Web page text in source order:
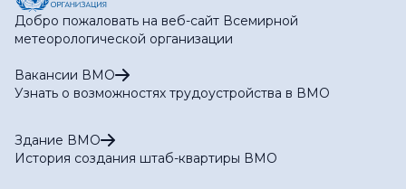
Добро пожаловать на веб-сайт Всемирной
метеорологической организации
Вакансии ВМО
Узнать о возможностях трудоустройства в ВМО
Здание ВМО
История создания штаб-квартиры ВМО